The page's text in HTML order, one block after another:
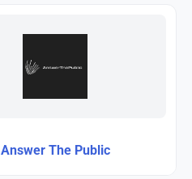
Answer The Public